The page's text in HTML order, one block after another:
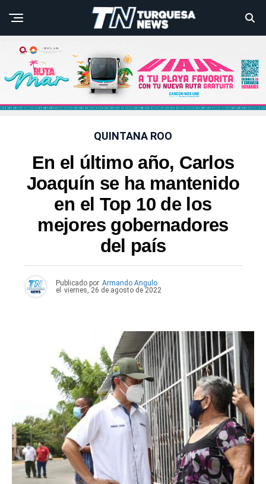
QUINTANA ROO
En el último año, Carlos
Joaquín se ha mantenido
en el Top 10 de los
mejores gobernadores
del país
Publicado por Armando Angulo
el viernes, 26 de agosto de 2022